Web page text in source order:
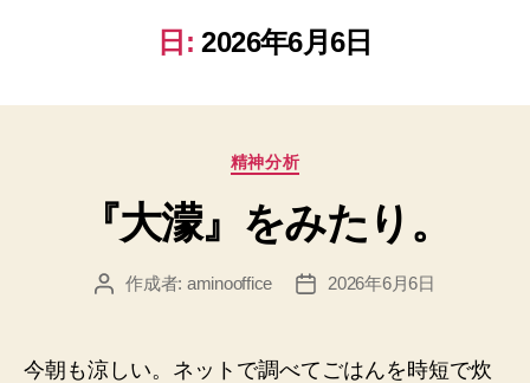
美
(お
も
あ
の
ブ
グ
日: 2026年6月6日
カ
ゴ
リ
精神分析
『大濛』をみたり。
投 作成者: aminooffice
投
2026年6月6日
今朝も涼しい。ネットで調べてごはんを時短で炊